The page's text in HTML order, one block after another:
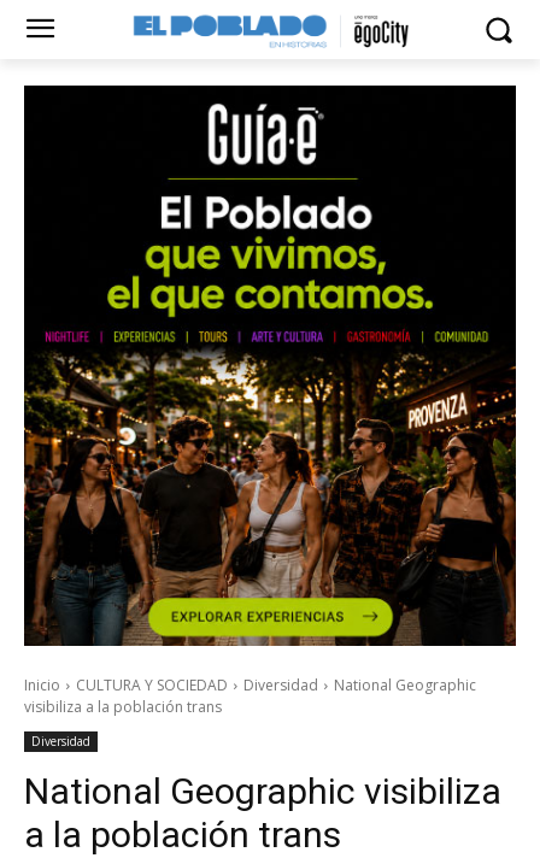
Inicio CULTURA Y SOCIEDAD Diversidad
National Geographic
visibiliza a la población trans
Diversidad
National Geographic visibiliza
a la población trans